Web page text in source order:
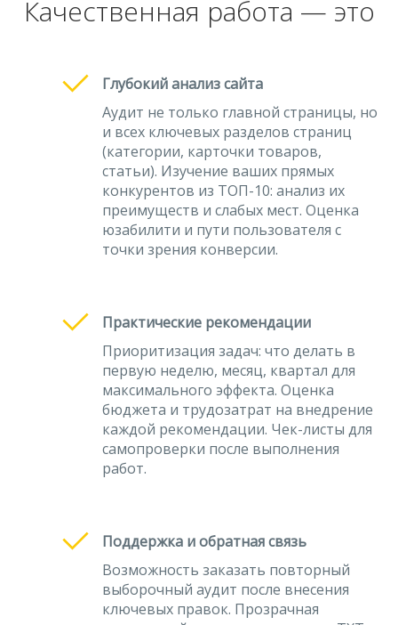
Качественная работа — это
Глубокий анализ сайта
Аудит не только главной страницы, но
и всех ключевых разделов страниц
(категории, карточки товаров,
статьи). Изучение ваших прямых
конкурентов из ТОП-10: анализ их
преимуществ и слабых мест. Оценка
юзабилити и пути пользователя с
точки зрения конверсии.
Практические рекомендации
Приоритизация задач: что делать в
первую неделю, месяц, квартал для
максимального эффекта. Оценка
бюджета и трудозатрат на внедрение
каждой рекомендации. Чек-листы для
самопроверки после выполнения
работ.
Поддержка и обратная связь
Возможность заказать повторный
выборочный аудит после внесения
ключевых правок. Прозрачная